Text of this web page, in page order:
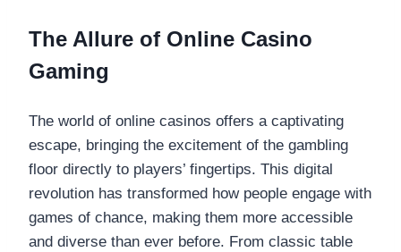
The Allure of Online Casino
Gaming
The world of online casinos offers a captivating
escape, bringing the excitement of the gambling
floor directly to players’ fingertips. This digital
revolution has transformed how people engage with
games of chance, making them more accessible
and diverse than ever before. From classic table